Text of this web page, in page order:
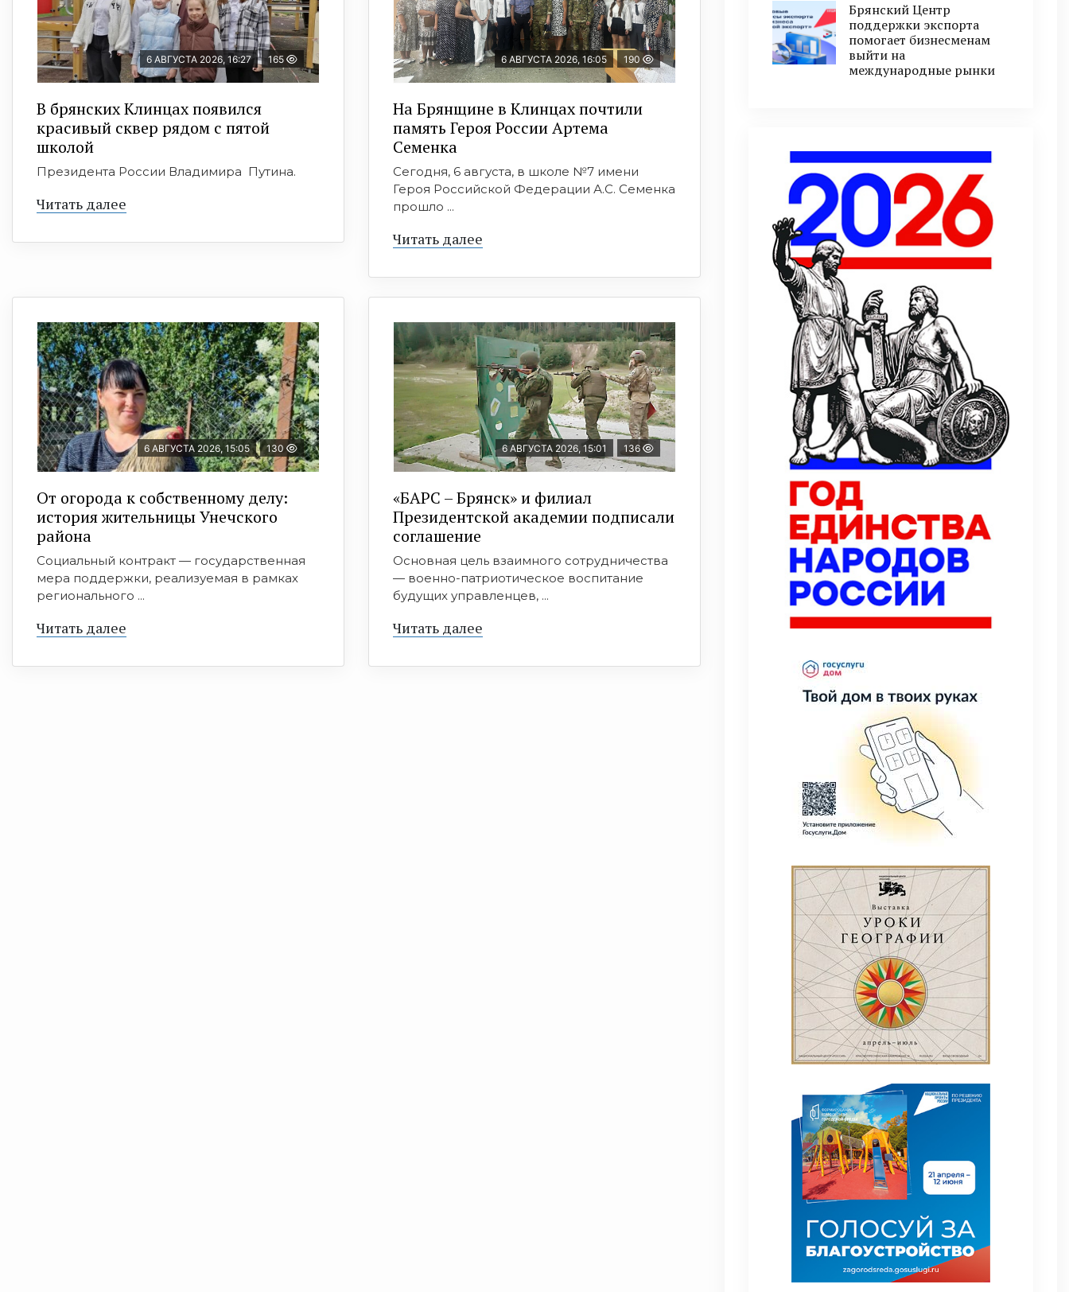
6 АВГУСТА 2026, 16:27 165
В брянских Клинцах появился
красивый сквер рядом с пятой
школой
Президента России Владимира Путина.
Читать далее
6 АВГУСТА 2026, 16:05 190
На Брянщине в Клинцах почтили
память Героя России Артема
Семенка
Сегодня, 6 августа, в школе №7 имени
Героя Российской Федерации А.С. Семенка
прошло ...
Читать далее
6 АВГУСТА 2026, 15:05 130
От огорода к собственному делу:
история жительницы Унечского
района
Социальный контракт — государственная
мера поддержки, реализуемая в рамках
регионального ...
Читать далее
6 АВГУСТА 2026, 15:01 136
«БАРС – Брянск» и филиал
Президентской академии подписали
соглашение
Основная цель взаимного сотрудничества
— военно-патриотическое воспитание
будущих управленцев, ...
Читать далее
Брянский Центр
поддержки экспорта
помогает бизнесменам
выйти на
международные рынки